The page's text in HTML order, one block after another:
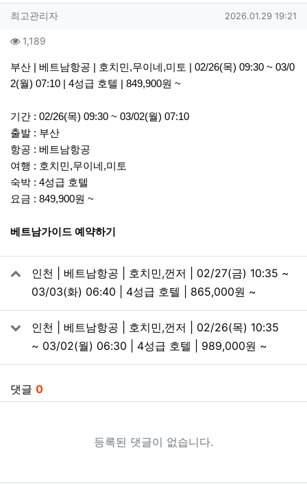
작성자 정보
최고관리자작성 작성일
2026.01.29 19:21
컨텐츠 정보
1,189
본문
부산 | 베트남항공 | 호치민,무이네,미토 | 02/26(목) 09:30 ~ 03/0
2(월) 07:10 | 4성급 호텔 | 849,900원 ~
기간 : 02/26(목) 09:30 ~ 03/02(월) 07:10
출발 : 부산
항공 : 베트남항공
여행 : 호치민,무이네,미토
숙박 : 4성급 호텔
요금 : 849,900원 ~
베트남가이드 예약하기
관련자료
인천 | 베트남항공 | 호치민,껀저 | 02/27(금) 10:35 ~
03/03(화) 06:40 | 4성급 호텔 | 865,000원 ~
인천 | 베트남항공 | 호치민,껀저 | 02/26(목) 10:35
~ 03/02(월) 06:30 | 4성급 호텔 | 989,000원 ~
댓글 0
등록된 댓글이 없습니다.